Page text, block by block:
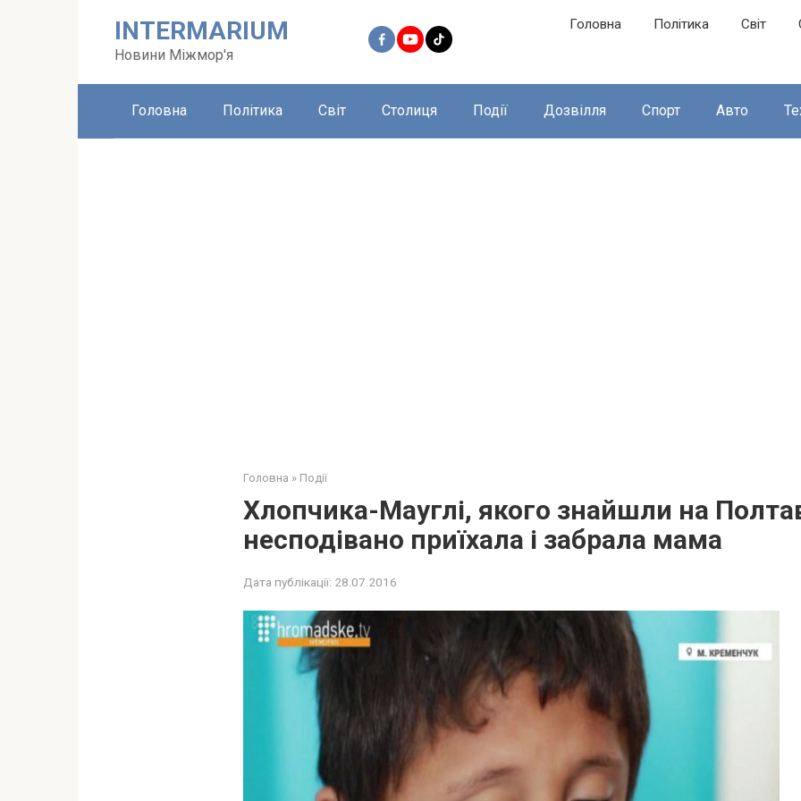
INTERMARIUM
Новини Міжмор'я
Головна Політика Світ
Головна Політика Світ Столиця Події Дозвілля Спорт Авто
Головна » Події
Хлопчика-Мауглі, якого знайшли на
несподівано приїхала і забрала мама
Дата публікації: 28.07.2016